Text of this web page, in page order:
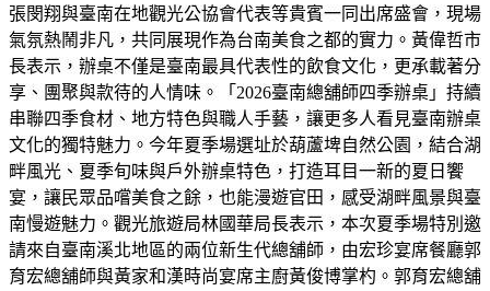
張閔翔與臺南在地觀光公協會代表等貴賓一同出席盛會，現場
氣氛熱鬧非凡，共同展現作為台南美食之都的實力。黃偉哲市
長表示，辦桌不僅是臺南最具代表性的飲食文化，更承載著分
享、團聚與款待的人情味。「2026臺南總舖師四季辦桌」持續
串聯四季食材、地方特色與職人手藝，讓更多人看見臺南辦桌
文化的獨特魅力。今年夏季場選址於葫蘆埤自然公園，結合湖
畔風光、夏季旬味與戶外辦桌特色，打造耳目一新的夏日饗
宴，讓民眾品嚐美食之餘，也能漫遊官田，感受湖畔風景與臺
南慢遊魅力。觀光旅遊局林國華局長表示，本次夏季場特別邀
請來自臺南溪北地區的兩位新生代總舖師，由宏珍宴席餐廳郭
育宏總舖師與黃家和漢時尚宴席主廚黃俊博掌杓。郭育宏總舖